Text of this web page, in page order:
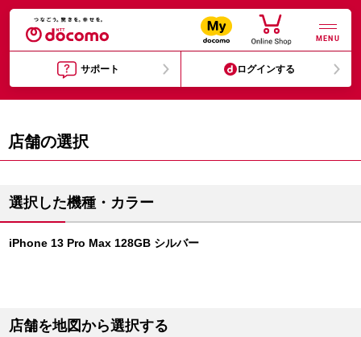
MENU
サポート ログインする
店舗の選択
選択した機種・カラー
iPhone 13 Pro Max 128GB シルバー
店舗を地図から選択する